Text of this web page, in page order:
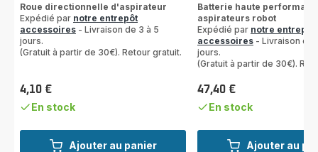
Ajouter au panier
Roue directionnelle d'aspirateur
Expédié par notre entrepôt
accessoires - Livraison de 3 à 5
jours.
(Gratuit à partir de 30€). Retour gratuit.
Prix
4,10 €
En stock
Ajouter au
Batterie haute
aspirateurs robot
Expédié par notre entrepôt
accessoires - Livraison de
jours.
(Gratuit à partir de 30€).
Prix
47,40 €
En stock